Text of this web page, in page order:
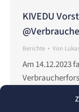
KIVEDU
Berichte Von
Am 14.12.2023
Verbraucher,